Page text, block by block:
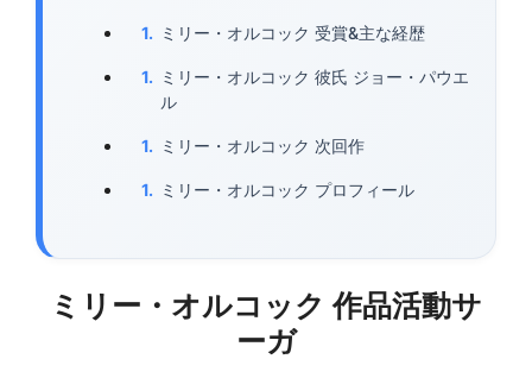
ミリー・オルコック 受賞&主な経歴
ミリー・オルコック 彼氏 ジョー・パウエ
ル
ミリー・オルコック 次回作
ミリー・オルコック プロフィール
ミリー・オルコック 作品活動サ
ーガ